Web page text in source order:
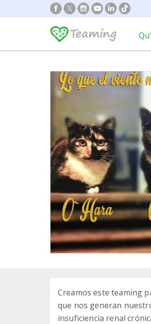
Creamos este teaming
que nos generan
insuficiencia renal